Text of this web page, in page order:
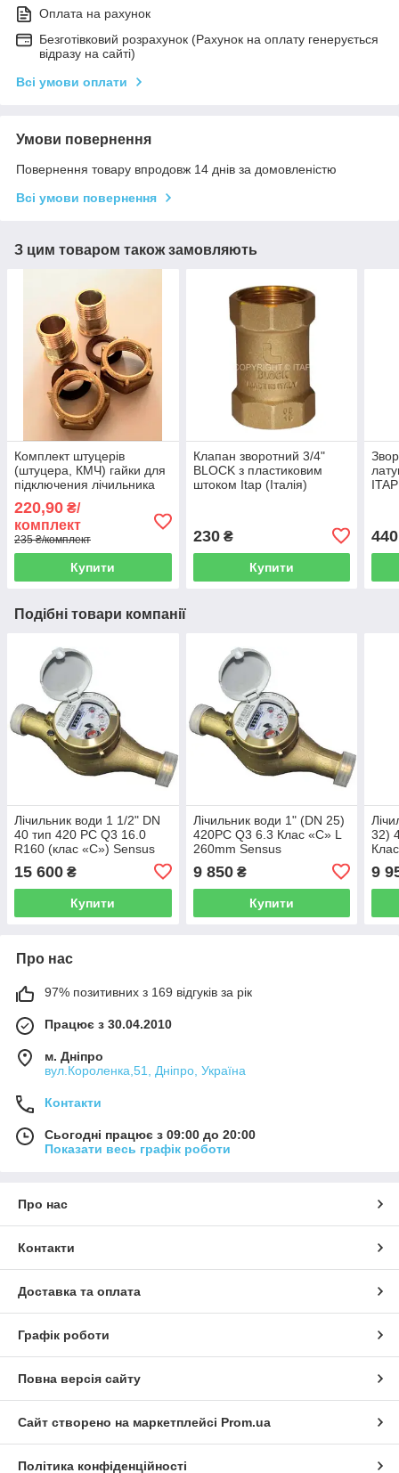
Оплата на рахунок
Безготівковий розрахунок (Рахунок на оплату генерується
відразу на сайті)
Всі умови оплати
Умови повернення
Повернення товару впродовж 14 днів за домовленістю
Всі умови повернення
З цим товаром також замовляють
Комплект штуцерів
(штуцера, КМЧ) гайки для
підключения лічильника
220,90 ₴/
комплект
235 ₴/комплект
Купити
Клапан зворотний 3/4"
BLOCK з пластиковим
штоком Itap (Італія)
230₴
Купити
440
Подібні товари компанії
Лічильник води 1 1/2" DN
40 тип 420 РС Q3 16.0
R160 (клас «С») Sensus
15 600 ₴
Купити
Лічильник води 1" (DN 25)
420PC Q3 6.3 Клас «С» L
260mm Sensus
9 850₴
Купити
32)
9
Про нас
97% позитивних з 169 відгуків за рік
Працює з 30.04.2010
м. Дніпро
вул.Короленка,51, Дніпро, Україна
Контакти
Сьогодні працює з 09:00 до 20:00
Показати весь графік роботи
Про нас
Контакти
Доставка та оплата
Графік роботи
Повна версія сайту
Сайт створено на маркетплейсі Prom.ua
Політика конфіденційності